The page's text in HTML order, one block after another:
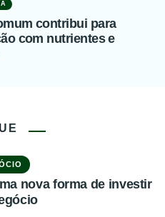
contribui para
com nutrientes e
nova forma de investir